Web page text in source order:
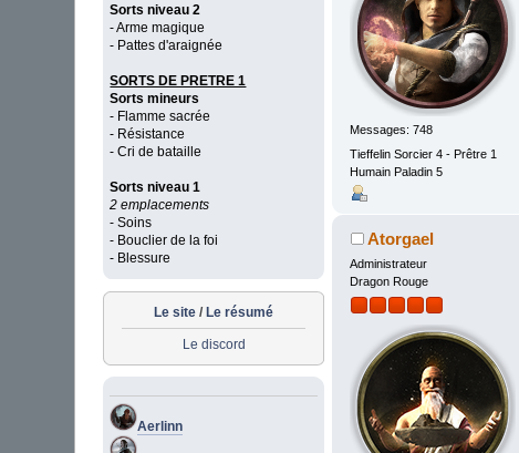
Sorts niveau 2
- Arme magique
- Pattes d'araignée
SORTS DE PRETRE 1
Sorts mineurs
- Flamme sacrée
- Résistance
- Cri de bataille
Sorts niveau 1
2 emplacements
- Soins
- Bouclier de la foi
- Blessure
Le site /Le résumé
Le discord
Aerlinn
Messages: 748
Tieffelin Sorcier 4 - Prêtre 1
Humain Paladin 5
Atorgael
Administrateur
Dragon Rouge